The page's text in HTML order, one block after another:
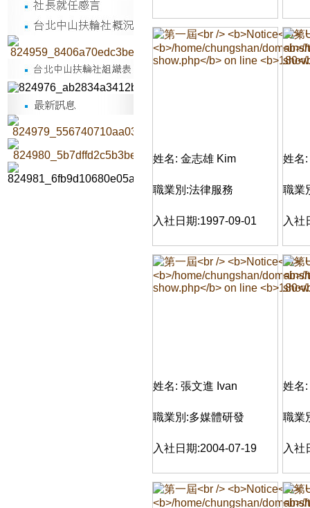
姓名: 金志雄 Kim
職業別:法律服務
入社日期:1997-09-01
姓名
職業
入社
姓名: 張文進 Ivan
職業別:多媒體研發
入社日期:2004-07-19
姓名
職業
入社